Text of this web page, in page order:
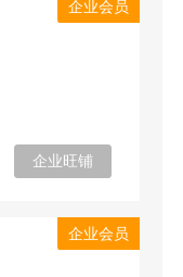
企业会员
企业旺铺
企业会员